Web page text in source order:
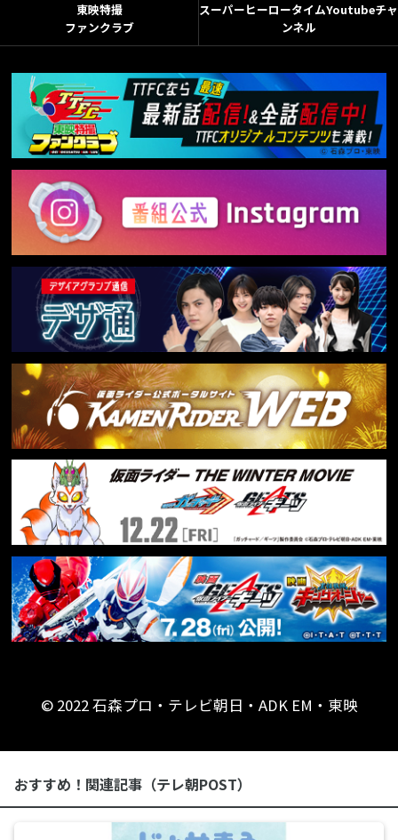
東映特撮
ファンクラブ
スーパーヒーロータイムYoutubeチャ
ンネル
© 2022 石森プロ・テレビ朝日・ADK EM・東映
おすすめ！関連記事（テレ朝POST）